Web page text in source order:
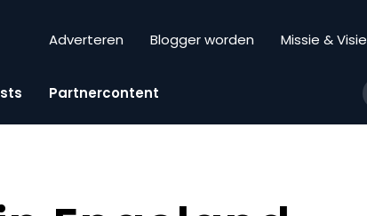
Adverteren Blogger worden Missie & Visie
Partnercontent